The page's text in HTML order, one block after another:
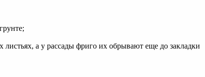
а у рассады фриго их обрывают еще до закладки